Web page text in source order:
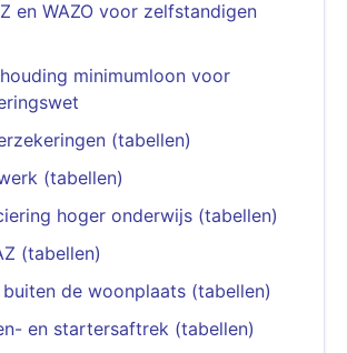
en WAZO voor zelfstandigen
minimumloon voor
(tabellen)
(tabellen)
hoger onderwijs (tabellen)
(tabellen)
de woonplaats (tabellen)
en startersaftrek (tabellen)